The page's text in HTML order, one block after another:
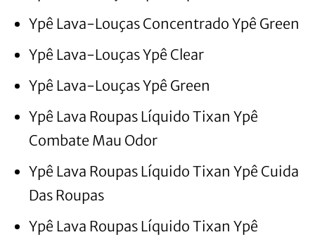
Ypê Lava-Louças Concentrado Ypê Green
Ypê Lava-Louças Ypê Clear
Ypê Lava-Louças Ypê Green
Ypê Lava Roupas Líquido Tixan Ypê
Combate Mau Odor
Ypê Lava Roupas Líquido Tixan Ypê Cuida
Das Roupas
Ypê Lava Roupas Líquido Tixan Ypê